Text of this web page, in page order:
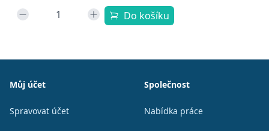
Do košíku
Můj účet
Spravovat účet
Společnost
Nabídka práce